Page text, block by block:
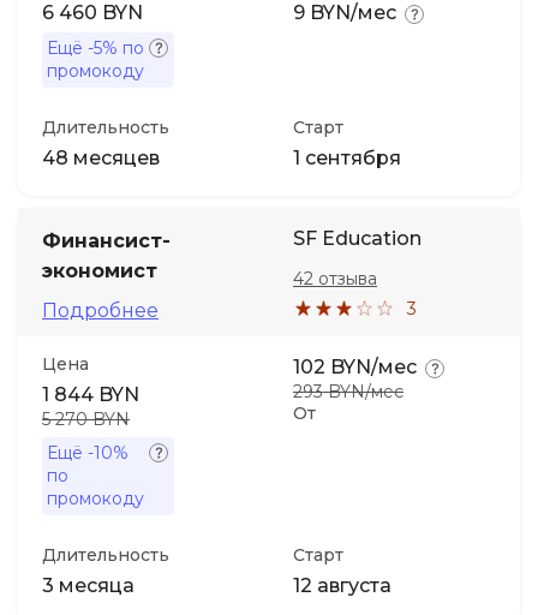
6 460 BYN
Ещё -5% по
промокоду
9 BYN/мес
Длительность
48 месяцев
Старт
1 сентября
Финансист-
экономист
Подробнее
SF Education
3
42 отзыва
Цена
1 844 BYN
5 270 BYN
Ещё -10%
по
промокоду
От
102 BYN/мес
293 BYN/мес
Длительность
3 месяца
Старт
12 августа